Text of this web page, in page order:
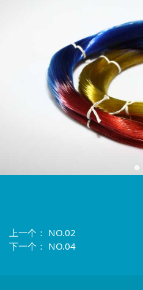
上一个： NO.02
下一个： NO.04